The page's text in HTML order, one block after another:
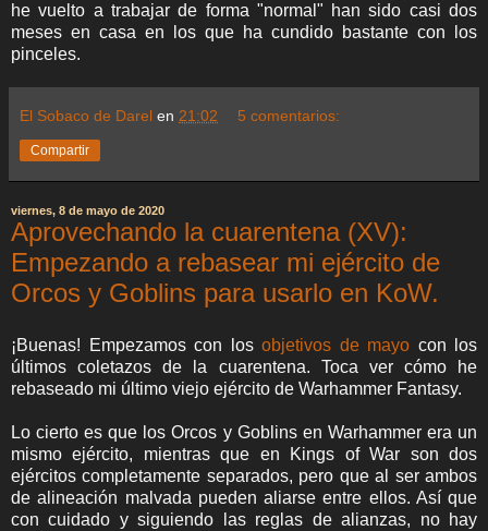
he vuelto a trabajar de forma "normal" han sido casi dos
meses en casa en los que ha cundido bastante con los
pinceles.
El Sobaco de Darel en 21:02 5 comentarios:
Compartir
viernes, 8 de mayo de 2020
Aprovechando la cuarentena (XV):
Empezando a rebasear mi ejército de
Orcos y Goblins para usarlo en KoW.
¡Buenas! Empezamos con los objetivos de mayo con los
últimos coletazos de la cuarentena. Toca ver cómo he
rebaseado mi último viejo ejército de Warhammer Fantasy.
Lo cierto es que los Orcos y Goblins en Warhammer era un
mismo ejército, mientras que en Kings of War son dos
ejércitos completamente separados, pero que al ser ambos
de alineación malvada pueden aliarse entre ellos. Así que
con cuidado y siguiendo las reglas de alianzas, no hay